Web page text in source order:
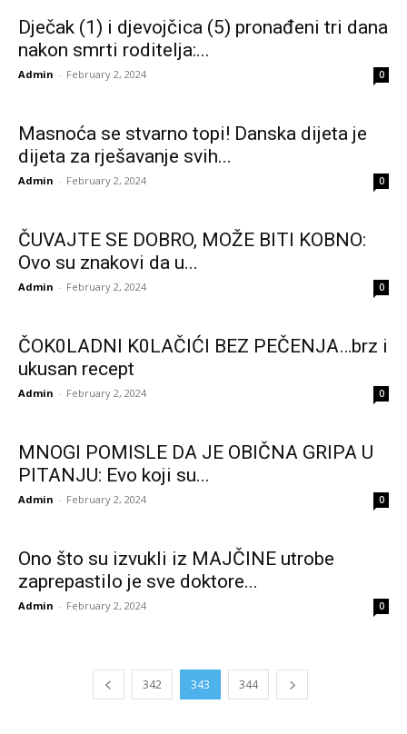
Dječak (1) i djevojčica (5) pronađeni tri dana
nakon smrti roditelja:...
Admin - February 2, 2024 0
Masnoća se stvarno topi! Danska dijeta je
dijeta za rješavanje svih...
Admin - February 2, 2024 0
ČUVAJTE SE DOBRO, MOŽE BITI KOBNO:
Ovo su znakovi da u...
Admin - February 2, 2024 0
ČOK0LADNI K0LAČIĆI BEZ PEČENJA…brz i
ukusan recept
Admin - February 2, 2024 0
MNOGI POMISLE DA JE OBIČNA GRIPA U
PITANJU: Evo koji su...
Admin - February 2, 2024 0
Ono što su izvukli iz MAJČINE utrobe
zaprepastilo je sve doktore...
Admin - February 2, 2024 0
342 343 344